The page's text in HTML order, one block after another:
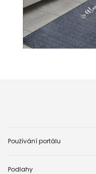
Používání portálu
Podlahy